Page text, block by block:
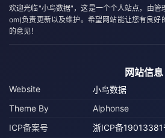
欢迎光临"小鸟数据"，这是一个个人站点，由
om)负责更新以及维护。希望网站能让您有良好
的意见！
网站信息
Website
小鸟数据
Theme By
Alphonse
ICP备案号
浙ICP备